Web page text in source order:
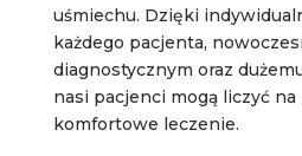
uśmiechu. Dzięki
każdego pacjenta,
diagnostycznym oraz
nasi pacjenci mogą liczyć
komfortowe leczenie.